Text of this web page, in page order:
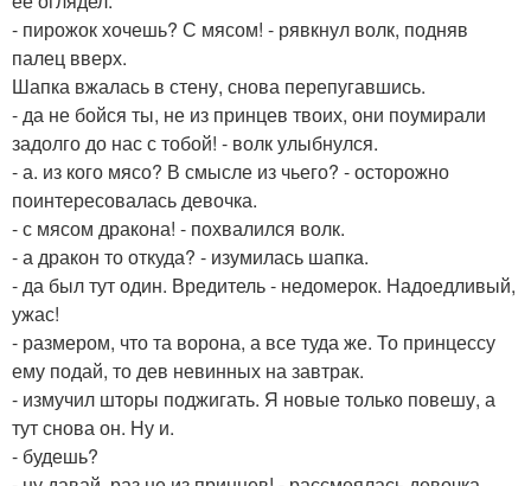
- пирожок хочешь? С мясом! - рявкнул волк, подняв
палец вверх.
Шапка вжалась в стену, снова перепугавшись.
- да не бойся ты, не из принцев твоих, они поумирали
задолго до нас с тобой! - волк улыбнулся.
- а. из кого мясо? В смысле из чьего? - осторожно
поинтересовалась девочка.
- с мясом дракона! - похвалился волк.
- а дракон то откуда? - изумилась шапка.
- да был тут один. Вредитель - недомерок. Надоедливый,
ужас!
- размером, что та ворона, а все туда же. То принцессу
ему подай, то дев невинных на завтрак.
- измучил шторы поджигать. Я новые только повешу, а
тут снова он. Ну и.
- будешь?